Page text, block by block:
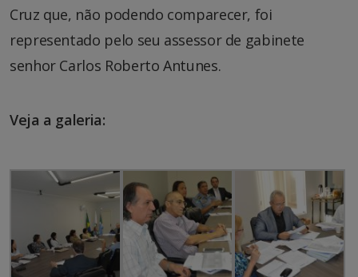
Cruz que, não podendo comparecer, foi
representado pelo seu assessor de gabinete
senhor Carlos Roberto Antunes.
Veja a galeria: